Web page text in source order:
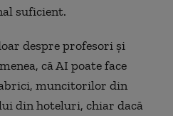
suficient.
despre profesori și
că AI poate face
muncitorilor din
din hoteluri, chiar dacă